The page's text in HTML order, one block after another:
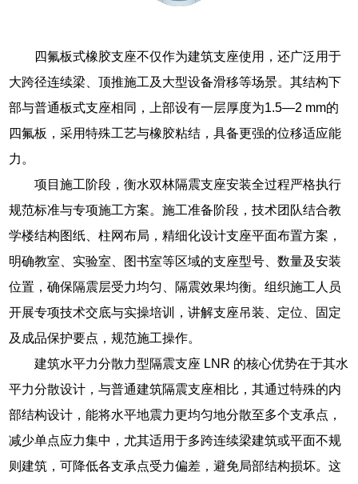
四氟板式橡胶支座不仅作为建筑支座使用，还广泛用于
大跨径连续梁、顶推施工及大型设备滑移等场景。其结构下
部与普通板式支座相同，上部设有一层厚度为1.5—2 mm的
四氟板，采用特殊工艺与橡胶粘结，具备更强的位移适应能
力。
项目施工阶段，衡水双林隔震支座安装全过程严格执行
规范标准与专项施工方案。施工准备阶段，技术团队结合教
学楼结构图纸、柱网布局，精细化设计支座平面布置方案，
明确教室、实验室、图书室等区域的支座型号、数量及安装
位置，确保隔震层受力均匀、隔震效果均衡。组织施工人员
开展专项技术交底与实操培训，讲解支座吊装、定位、固定
及成品保护要点，规范施工操作。
建筑水平力分散力型隔震支座 LNR 的核心优势在于其水
平力分散设计，与普通建筑隔震支座相比，其通过特殊的内
部结构设计，能将水平地震力更均匀地分散至多个支承点，
减少单点应力集中，尤其适用于多跨连续梁建筑或平面不规
则建筑，可降低各支承点受力偏差，避免局部结构损坏。这